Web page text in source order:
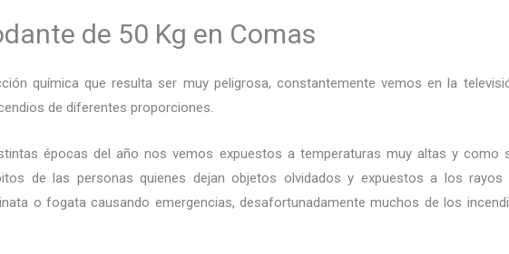
de 50 Kg en Comas
química que resulta ser muy peligrosa, constantemente vemos en la
de diferentes proporciones.
épocas del año nos vemos expuestos a temperaturas muy altas y como
de las personas quienes dejan objetos olvidados y expuestos a los rayos
o fogata causando emergencias, desafortunadamente muchos de los